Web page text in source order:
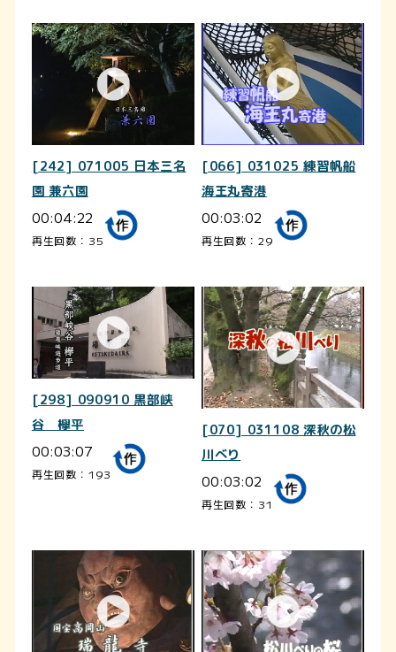
[242] 071005 日本三名
園 兼六園
00:04:22
再生回数：35
[066] 031025 練習帆船
海王丸寄港
00:03:02
再生回数：29
[298] 090910 黒部峡
谷 欅平
00:03:07
再生回数：193
[070] 031108 深秋の松
川べり
00:03:02
再生回数：31